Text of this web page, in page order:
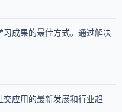
成果的最佳方式。通过解决
应用的最新发展和行业趋